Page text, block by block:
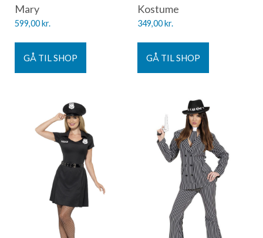
Mary
599,00kr.
GÅ TIL SHOP
Kostume
349,00kr.
GÅ TIL SHOP